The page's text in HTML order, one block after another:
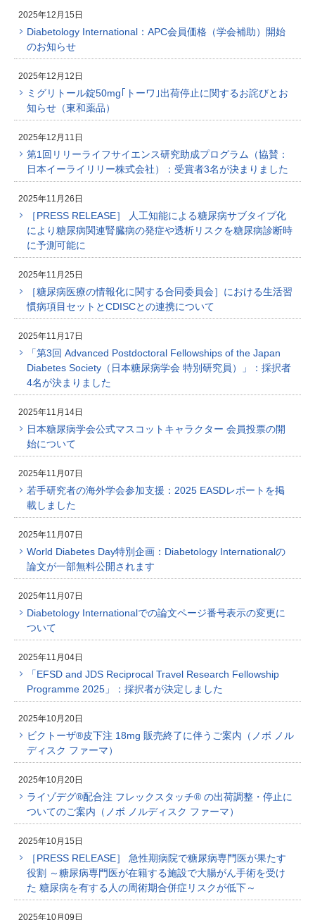
2025年12月15日
Diabetology International：APC会員価格（学会補助）開始
のお知らせ
2025年12月12日
ミグリトール錠50mg｢トーワ｣出荷停止に関するお詫びとお
知らせ（東和薬品）
2025年12月11日
第1回リリーライフサイエンス研究助成プログラム（協賛：
日本イーライリリー株式会社）：受賞者3名が決まりました
2025年11月26日
［PRESS RELEASE］ 人工知能による糖尿病サブタイプ化
により糖尿病関連腎臓病の発症や透析リスクを糖尿病診断時
に予測可能に
2025年11月25日
［糖尿病医療の情報化に関する合同委員会］における生活習
慣病項目セットとCDISCとの連携について
2025年11月17日
「第3回 Advanced Postdoctoral Fellowships of the Japan
Diabetes Society（日本糖尿病学会 特別研究員）」：採択者
4名が決まりました
2025年11月14日
日本糖尿病学会公式マスコットキャラクター 会員投票の開
始について
2025年11月07日
若手研究者の海外学会参加支援：2025 EASDレポートを掲
載しました
2025年11月07日
World Diabetes Day特別企画：Diabetology Internationalの
論文が一部無料公開されます
2025年11月07日
Diabetology Internationalでの論文ページ番号表示の変更に
ついて
2025年11月04日
「EFSD and JDS Reciprocal Travel Research Fellowship
Programme 2025」：採択者が決定しました
2025年10月20日
ビクトーザ®皮下注 18mg 販売終了に伴うご案内（ノボ ノル
ディスク ファーマ）
2025年10月20日
ライゾデグ®配合注 フレックスタッチ® の出荷調整・停止に
ついてのご案内（ノボ ノルディスク ファーマ）
2025年10月15日
［PRESS RELEASE］ 急性期病院で糖尿病専門医が果たす
役割 ～糖尿病専門医が在籍する施設で大腸がん手術を受け
た 糖尿病を有する人の周術期合併症リスクが低下～
2025年10月09日